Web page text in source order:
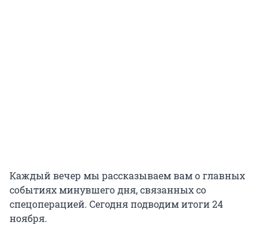
Каждый вечер мы рассказываем вам о главных
событиях минувшего дня, связанных со
спецоперацией. Сегодня подводим итоги 24
ноября.